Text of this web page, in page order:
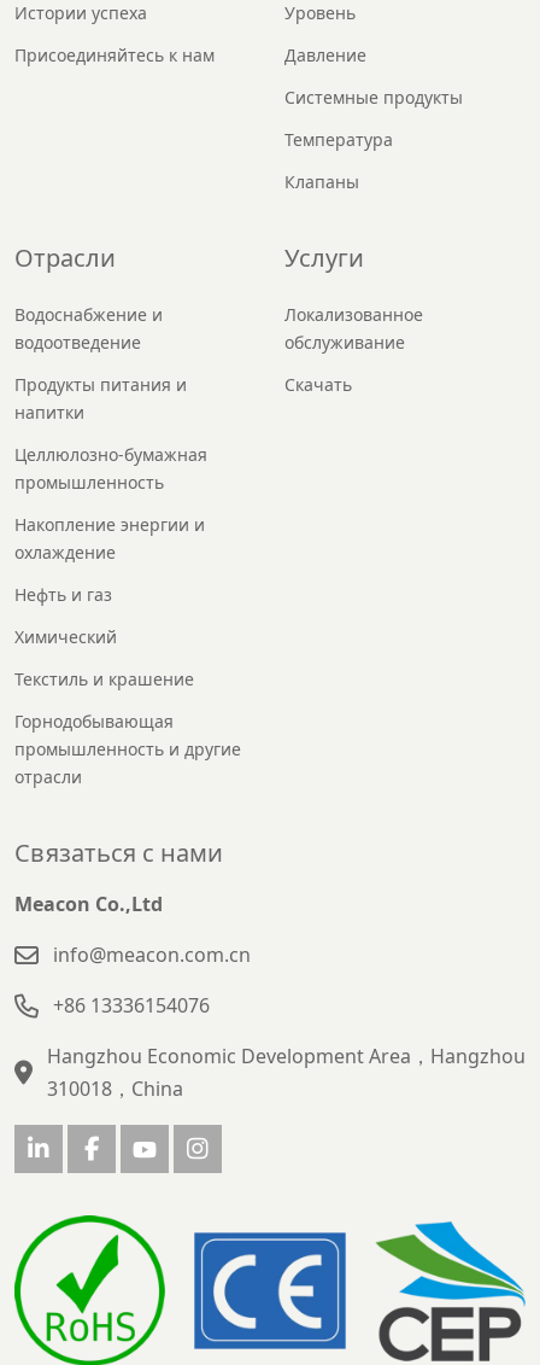
Истории успеха
Присоединяйтесь к нам
Уровень
Давление
Системные продукты
Температура
Клапаны
Отрасли
Водоснабжение и
водоотведение
Продукты питания и
напитки
Целлюлозно-бумажная
промышленность
Накопление энергии и
охлаждение
Нефть и газ
Химический
Текстиль и крашение
Горнодобывающая
промышленность и другие
отрасли
Услуги
Локализованное
обслуживание
Скачать
Связаться с нами
Meacon Co.,Ltd
info@meacon.com.cn
+86 13336154076
Hangzhou Economic Development Area，Hangzhou
310018，China